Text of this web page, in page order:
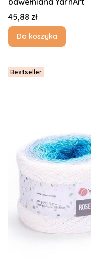
Cena
45,88 zł
Do koszyka
Bestseller